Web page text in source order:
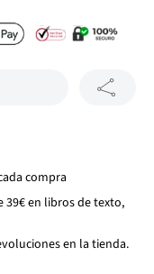
compra
39€ en libros de texto,
en la tienda.